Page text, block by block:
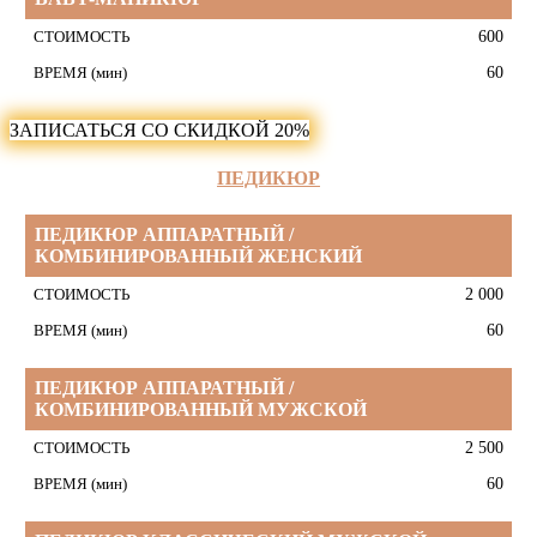
600
60
ЗАПИСАТЬСЯ СО СКИДКОЙ 20%
ПЕДИКЮР
УСЛУГА
СТОИМОСТЬ
ВРЕМЯ
(мин)
ПЕДИКЮР АППАРАТНЫЙ /
КОМБИНИРОВАННЫЙ ЖЕНСКИЙ
2 000
60
ПЕДИКЮР АППАРАТНЫЙ /
КОМБИНИРОВАННЫЙ МУЖСКОЙ
2 500
60